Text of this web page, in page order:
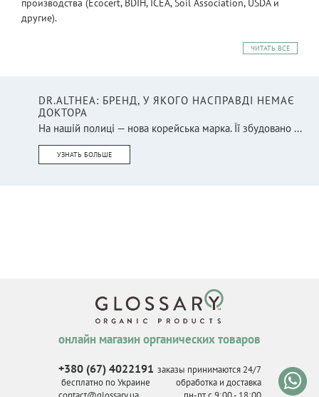
производства (Ecocert, BDIH, ICEA, Soil Association, USDA и
другие).
ЧИТАТЬ ВСЕ
DR.ALTHEA: БРЕНД, У ЯКОГО НАСПРАВДІ НЕМАЄ
ДОКТОРА
На нашій полиці — нова корейська марка. Її збудовано ...
УЗНАТЬ БОЛЬШЕ
онлайн магазин органических товаров
+380 (67) 4022191
бесплатно по Украине
заказы принимаются 24/7
обработка и доставка